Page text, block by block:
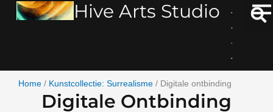
naar
Hive Arts Studio
Home / Kunstcollectie: Surrealisme / Digitale ontbinding
Digitale Ontbinding